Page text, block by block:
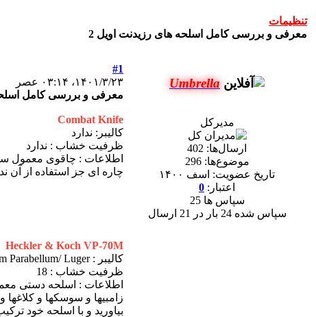
تنظیمات
معرفی و بررسی کامل اسلحه های رزیدنت اویل 2
Umbrella
مدیرکل
ارسال‌ها: 402
موضوع‌ها: 296
تاریخ عضویت: اسف ۱۴۰۰
اعتبار: 0
سپاس ها 25
سپاس شده 24 بار در 21 ارسال
#1
۱۴۰۱/۳/۲۳، ۰۳:۱۴ عصر
معرفی و بررسی کامل
Combat Knife
کالیبر: ندارد
ظرفیت خشاب : ندارد
اطلاعات : چاقوی معمول
چاره ای جز استفاده از آن
Heckler & Koch VP-70M
کالیبر : 9x19mm Parabellum/ Luger
ظرفیت خشاب : 18
اطلاعات : اسلحه دستی
زامبیها و سوسکها و
بیاورید و با اسلحه خود